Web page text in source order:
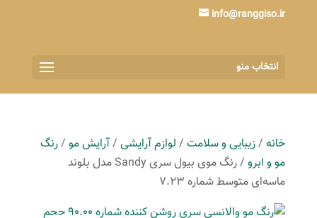
info@ranggiso.ir
انتخاب منو
خانه/زیبایی و سلامت/ لوازم آرایشی/آرایش مو/رنگ
مو و ابرو
/ رنگ موی بیول سری Sandy مدل بلوند
ماسه‌ای متوسط شماره 7.23